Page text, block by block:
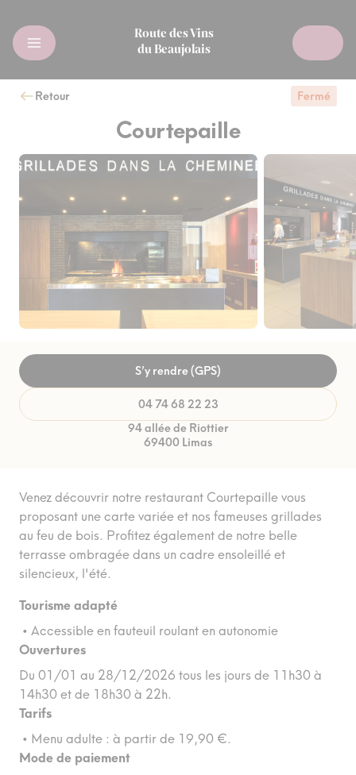
Route des Vins
du Beaujolais
Retour Fermé
Courtepaille
S’y rendre (GPS)
04 74 68 22 23
94 allée de Riottier
69400 Limas
Venez découvrir notre restaurant Courtepaille vous
proposant une carte variée et nos fameuses grillades
au feu de bois. Profitez également de notre belle
terrasse ombragée dans un cadre ensoleillé et
silencieux, l'été.
Tourisme adapté
• Accessible en fauteuil roulant en autonomie
Ouvertures
Du 01/01 au 28/12/2026 tous les jours de 11h30 à
14h30 et de 18h30 à 22h.
Tarifs
• Menu adulte : à partir de 19,90 €.
Mode de paiement